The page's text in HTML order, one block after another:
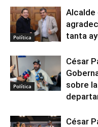
Política
Alcalde
tanta
Política
César
sobre
César